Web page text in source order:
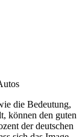
die Bedeutung,
können den guten
der deutschen